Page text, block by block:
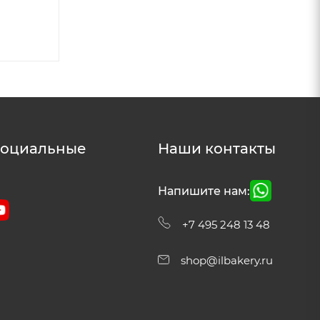
Наши контакты
Напишите нам:
+7 495 248 13 48
shop@ilbakery.ru